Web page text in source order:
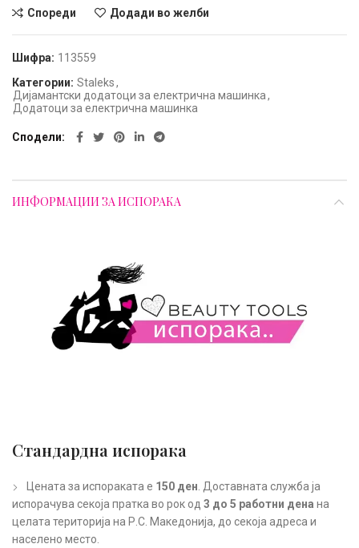
Спореди Додади во желби
Шифра: 113559
Категории: Staleks,
Дијамантски додатоци за електрична машинка,
Додатоци за електрична машинка
Сподели
ИНФОРМАЦИИ ЗА ИСПОРАКА
Стандардна испорака
Цената за испораката е 150 ден . Доставната служба ја
испорачува секоја пратка во рок од 3 до 5 работни дена на
целата територија на Р.С. Македонија, до секоја адреса и
населено место.